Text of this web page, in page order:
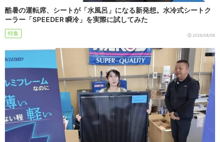
酷暑の運転席、シートが「水風呂」になる新発想。水冷式シートク
ーラー「SPEEDER 瞬冷」を実際に試してみた
特集 2026/08/06